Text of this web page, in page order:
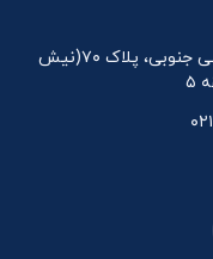
تهران، بلوار اندرزگو، نبش خیابان عبداللهی جنوبی، پلاک ۷۰(نیش